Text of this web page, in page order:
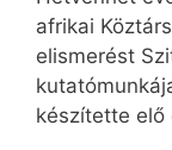
afrikai
elismerést
készítette elő